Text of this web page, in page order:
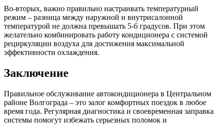
Во-вторых, важно правильно настраивать температурный
режим – разница между наружной и внутрисалонной
температурой не должна превышать 5-6 градусов. При этом
желательно комбинировать работу кондиционера с системой
рециркуляции воздуха для достижения максимальной
эффективности охлаждения.
Заключение
Правильное обслуживание автокондиционера в Центральном
районе Волгограда – это залог комфортных поездок в любое
время года. Регулярная диагностика и своевременная заправка
системы помогут избежать серьезных поломок и